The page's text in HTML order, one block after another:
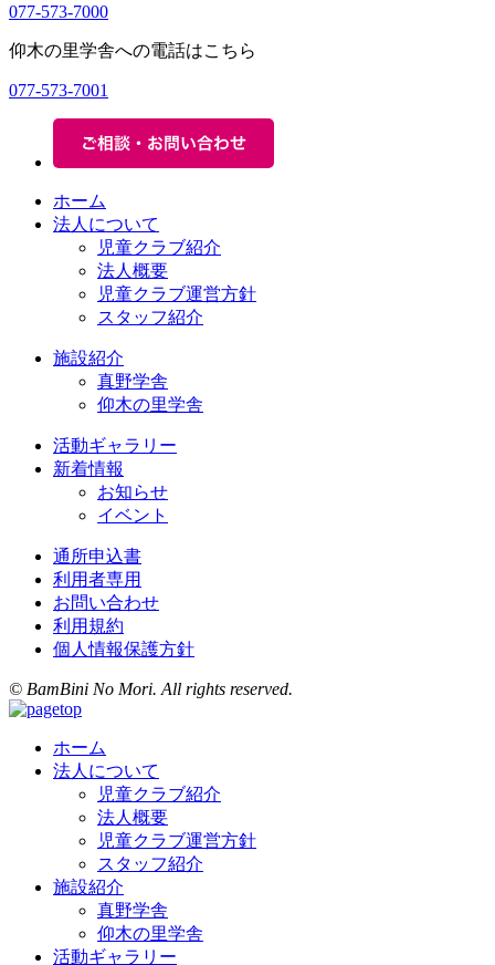
077-573-7000
仰木の里学舎への電話はこちら
077-573-7001
ホーム
法人について
児童クラブ紹介
法人概要
児童クラブ運営方針
スタッフ紹介
施設紹介
真野学舎
仰木の里学舎
活動ギャラリー
新着情報
お知らせ
イベント
通所申込書
利用者専用
お問い合わせ
利用規約
個人情報保護方針
© BamBini No Mori. All rights reserved.
ホーム
法人について
児童クラブ紹介
法人概要
児童クラブ運営方針
スタッフ紹介
施設紹介
真野学舎
仰木の里学舎
活動ギャラリー